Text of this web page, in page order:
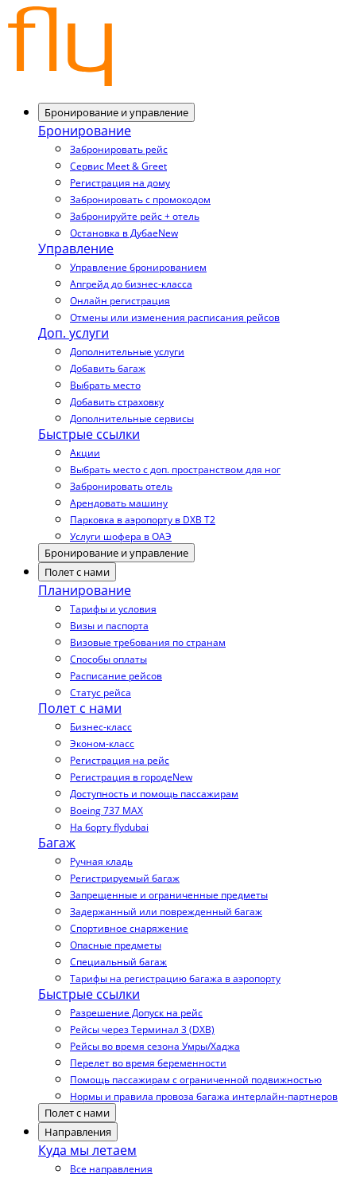
Бронирование и управление
Бронирование
Забронировать рейс
Сервис Meet & Greet
Регистрация на дому
Забронировать с промокодом
Забронируйте рейс + отель
Остановка в ДубаеNew
Управление
Управление бронированием
Апгрейд до бизнес-класса
Онлайн регистрация
Отмены или изменения расписания рейсов
Доп. услуги
Дополнительные услуги
Добавить багаж
Выбрать место
Добавить страховку
Дополнительные сервисы
Быстрые ссылки
Акции
Выбрать место с доп. пространством для ног
Забронировать отель
Арендовать машину
Парковка в аэропорту в DXB T2
Услуги шофера в ОАЭ
Бронирование и управление
Полет с нами
Планирование
Тарифы и условия
Визы и паспорта
Визовые требования по странам
Способы оплаты
Расписание рейсов
Статус рейса
Полет с нами
Бизнес-класс
Эконом-класс
Регистрация на рейс
Регистрация в городеNew
Доступность и помощь пассажирам
Boeing 737 MAX
На борту flydubai
Багаж
Ручная кладь
Регистрируемый багаж
Запрещенные и ограниченные предметы
Задержанный или поврежденный багаж
Спортивное снаряжение
Опасные предметы
Специальный багаж
Тарифы на регистрацию багажа в аэропорту
Быстрые ссылки
Разрешение Допуск на рейс
Рейсы через Терминал 3 (DXB)
Рейсы во время сезона Умры/Хаджа
Перелет во время беременности
Помощь пассажирам с ограниченной подвижностью
Нормы и правила провоза багажа интерлайн-партнеров
Полет с нами
Направления
Куда мы летаем
Все направления